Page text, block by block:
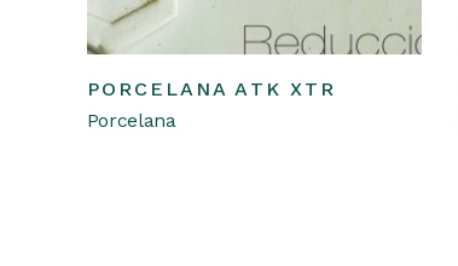
Leer más
PORCELANA ATK XTR
Porcelana